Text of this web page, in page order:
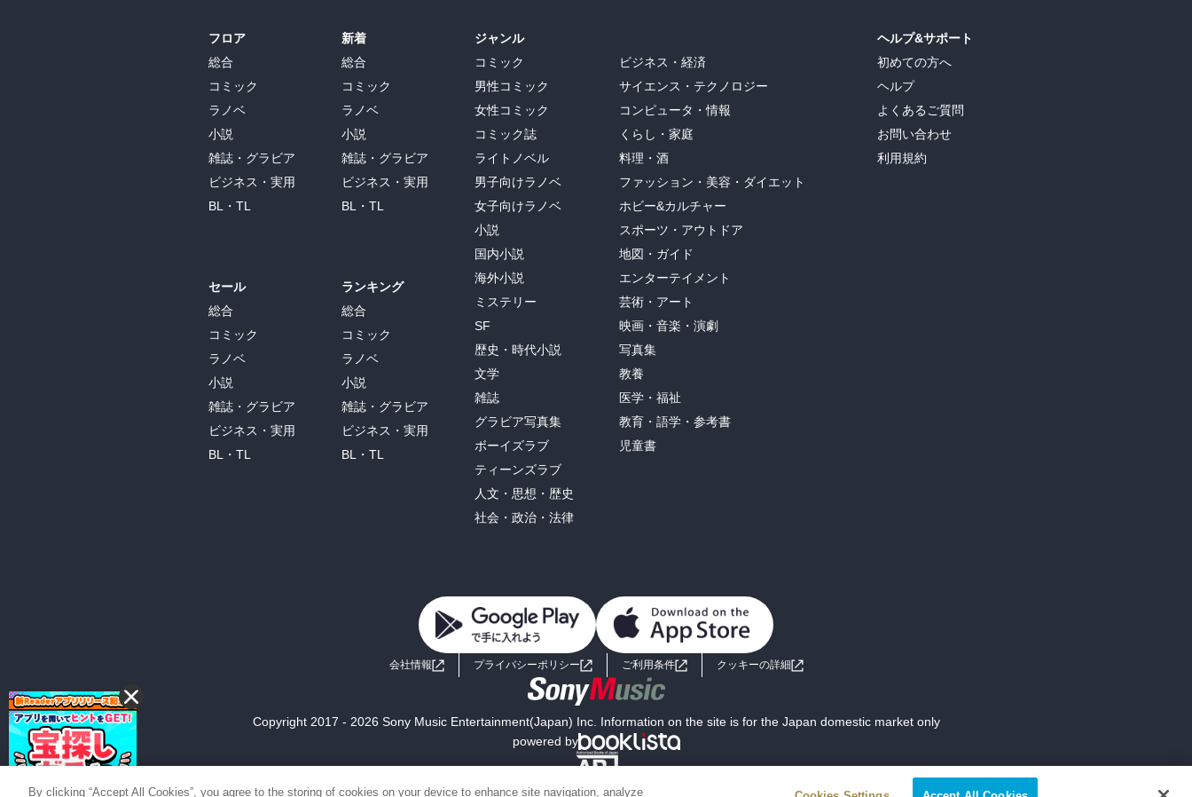
フロア
総合
コミック
ラノベ
小説
雑誌・グラビア
ビジネス・実用
BL・TL
セール
総合
コミック
ラノベ
小説
雑誌・グラビア
ビジネス・実用
BL・TL
新着
総合
コミック
ラノベ
小説
雑誌・グラビア
ビジネス・実用
BL・TL
ランキング
総合
コミック
ラノベ
小説
雑誌・グラビア
ビジネス・実用
BL・TL
ジャンル
コミック
男性コミック
女性コミック
コミック誌
ライトノベル
男子向けラノベ
女子向けラノベ
小説
国内小説
海外小説
ミステリー
SF
歴史・時代小説
文学
雑誌
グラビア写真集
ボーイズラブ
ティーンズラブ
人文・思想・歴史
社会・政治・法律
ビジネス・経済
サイエンス・テクノロジー
コンピュータ・情報
くらし・家庭
料理・酒
ファッション・美容・ダイエット
ホビー&カルチャー
スポーツ・アウトドア
地図・ガイド
エンターテイメント
芸術・アート
映画・音楽・演劇
写真集
教養
医学・福祉
教育・語学・参考書
児童書
ヘルプ&サポート
初めての方へ
ヘルプ
よくあるご質問
お問い合わせ
利用規約
会社情報 プライバシーポリシー ご利用条件 クッキーの詳細
Copyright 2017 - 2026 Sony Music Entertainment(Japan) Inc. Information on the site is for the Japan domestic market only
powered by
By clicking “Accept All Cookies”, you agree to the storing of cookies on your device to enhance site navigation, analyze